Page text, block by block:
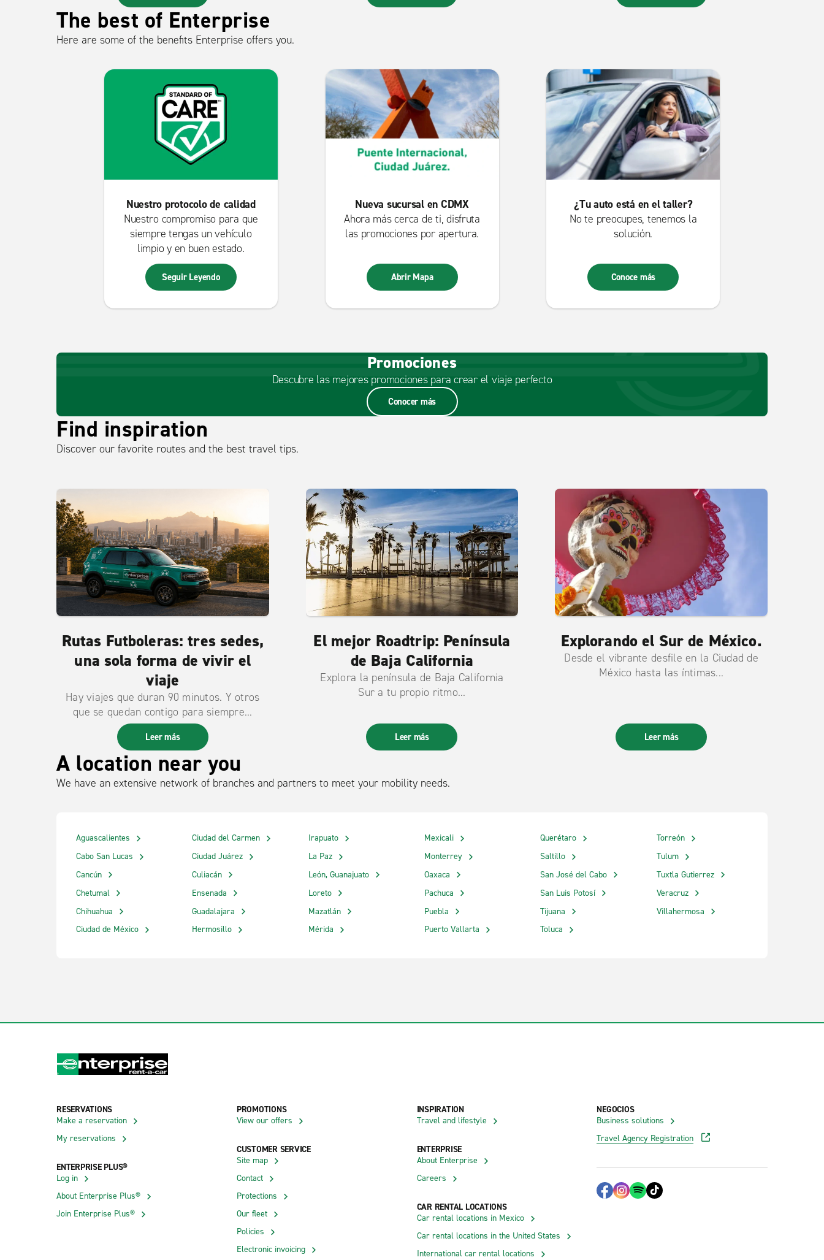
The best of Enterprise
Here are some of the benefits Enterprise offers you.
Nuestro protocolo de calidad
Nuestro compromiso para que
siempre tengas un vehículo
limpio y en buen estado.
Seguir Leyendo
Nueva sucursal en CDMX
Ahora más cerca de ti, disfruta
las promociones por apertura.
Abrir Mapa
¿Tu auto está en el taller?
No te preocupes, tenemos la
solución.
Conoce más
Promociones
Descubre las mejores promociones para crear el viaje perfecto
Conocer más
Find inspiration
Discover our favorite routes and the best travel tips.
Rutas Futboleras: tres sedes,
una sola forma de vivir el
viaje
Hay viajes que duran 90 minutos. Y otros
que se quedan contigo para siempre...
Leer más
El mejor Roadtrip: Península
de Baja California
Explora la península de Baja California
Sur a tu propio ritmo...
Leer más
Explorando el Sur de México.
Desde el vibrante desfile en la Ciudad de
México hasta las íntimas...
Leer más
A location near you
We have an extensive network of branches and partners to meet your mobility needs.
Aguascalientes
Cabo San Lucas
Cancún
Chetumal
Chihuahua
Ciudad de México
Ciudad del Carmen
Ciudad Juárez
Culiacán
Ensenada
Guadalajara
Hermosillo
Irapuato
La Paz
León, Guanajuato
Loreto
Mazatlán
Mérida
Mexicali
Monterrey
Oaxaca
Pachuca
Puebla
Puerto Vallarta
Querétaro
Saltillo
San José del Cabo
San Luis Potosí
Tijuana
Toluca
Torreón
Tulum
Tuxtla Gutierrez
Veracruz
Villahermosa
RESERVATIONS
Make a reservation
My reservations
ENTERPRISE PLUS®
Log in
About Enterprise Plus®
Join Enterprise Plus®
PROMOTIONS
View our offers
CUSTOMER SERVICE
Site map
Contact
Protections
Our fleet
Policies
Electronic invoicing
INSPIRATION
Travel and lifestyle
ENTERPRISE
About Enterprise
Careers
CAR RENTAL LOCATIONS
Car rental locations in Mexico
Car rental locations in the United States
International car rental locations
NEGOCIOS
Business solutions
Travel Agency Registration